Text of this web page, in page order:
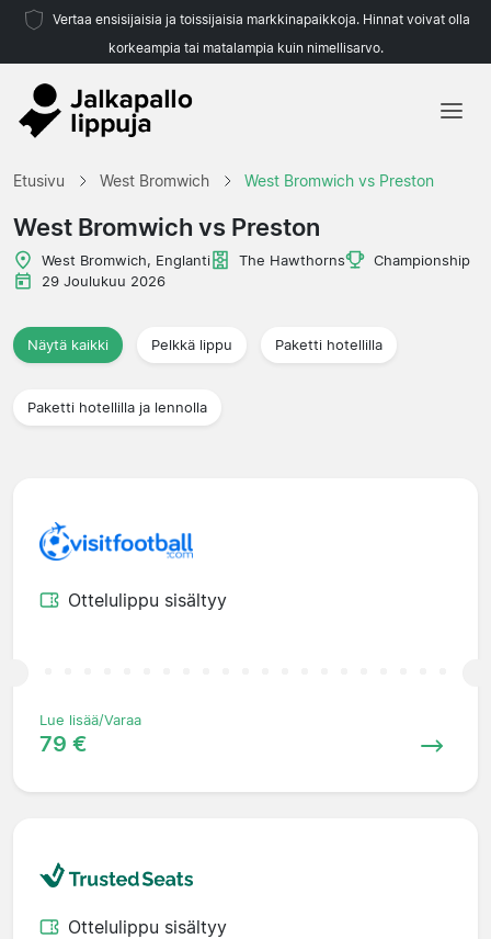
Vertaa ensisijaisia ja toissijaisia markkinapaikkoja. Hinnat voivat olla
korkeampia tai matalampia kuin nimellisarvo.
Etusivu West Bromwich West Bromwich vs Preston
West Bromwich vs Preston
West Bromwich, Englanti The Hawthorns
Championship
29 Joulukuu 2026
Näytä kaikki Pelkkä lippu Paketti hotellilla
Paketti hotellilla ja lennolla
Ottelulippu sisältyy
Lue lisää/Varaa
79 €
Ottelulippu sisältyy